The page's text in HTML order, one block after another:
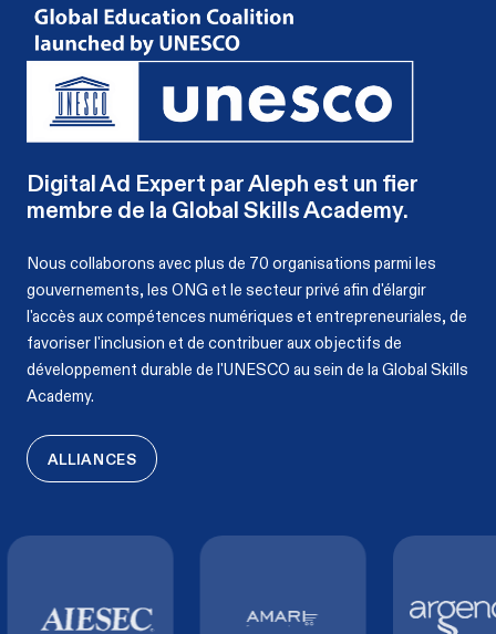
Digital Ad Expert par Aleph est un fier
membre de la Global Skills Academy.
Nous collaborons avec plus de 70 organisations parmi les
gouvernements, les ONG et le secteur privé afin d'élargir
l'accès aux compétences numériques et entrepreneuriales, de
favoriser l'inclusion et de contribuer aux objectifs de
développement durable de l'UNESCO au sein de la Global Skills
Academy.
ALLIANCES